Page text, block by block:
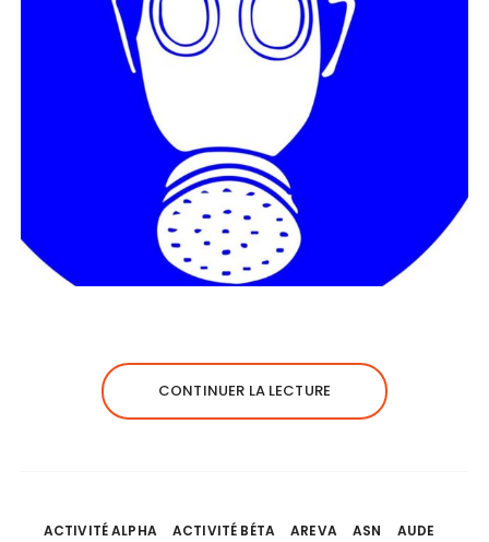
CONTINUER LA LECTURE
ACTIVITÉ ALPHA ACTIVITÉ BÉTA AREVA ASN
AUDE